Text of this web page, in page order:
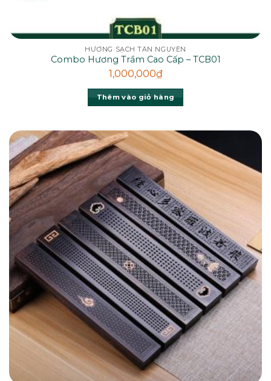
HƯƠNG SẠCH TÂN NGUYÊN
Combo Hương Trầm Cao Cấp – TCB01
1,000,000₫
Thêm vào giỏ hàng